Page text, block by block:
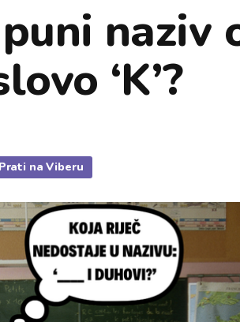
naziv
‘K’?
Prati na Viberu